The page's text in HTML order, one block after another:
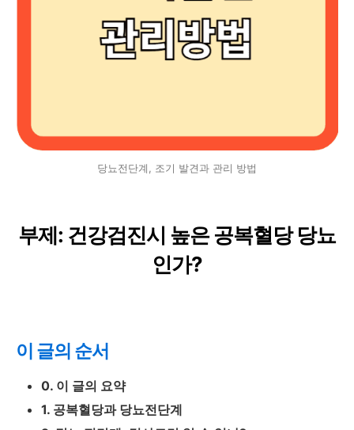
당뇨전단계, 조기 발견과 관리 방법
부제: 건강검진시 높은 공복혈당 당뇨
인가?
이 글의 순서
0. 이 글의 요약
1. 공복혈당과 당뇨전단계